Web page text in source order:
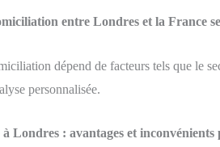
entre Londres et la France
dépend de facteurs tels que le
personnalisée.
à Londres : avantages et